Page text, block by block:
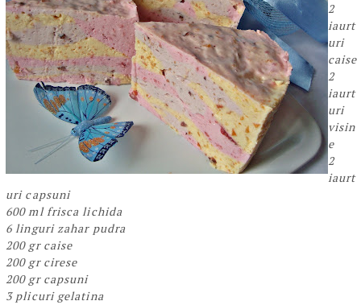
2
iaurt
uri
caise
2
iaurt
uri
visin
e
2
iaurt
uri capsuni
600 ml frisca lichida
6 linguri zahar pudra
200 gr caise
200 gr cirese
200 gr capsuni
3 plicuri gelatina